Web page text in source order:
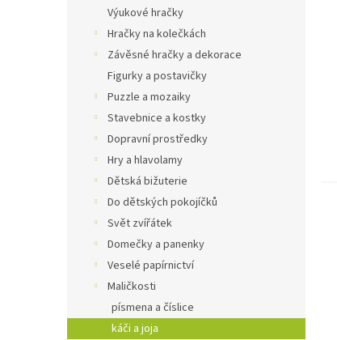
Výukové hračky
Hračky na kolečkách
Závěsné hračky a dekorace
Figurky a postavičky
Puzzle a mozaiky
Stavebnice a kostky
Dopravní prostředky
Hry a hlavolamy
Dětská bižuterie
Do dětských pokojíčků
Svět zvířátek
Domečky a panenky
Veselé papírnictví
Maličkosti
písmena a číslice
káči a joja